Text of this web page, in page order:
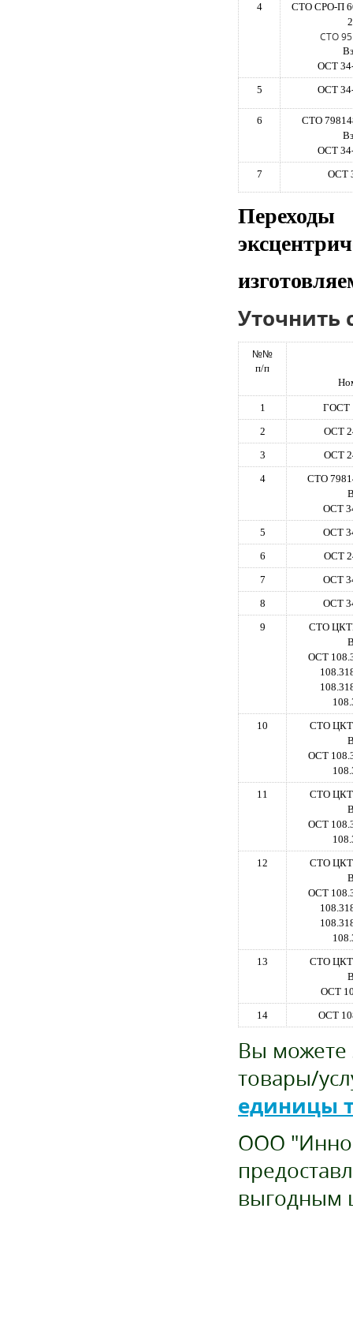
4
СТО СРО-П
СТО 95
ОСТ
5
ОСТ
6
СТО
ОСТ
7
ОСТ
Уточнить
№№
п/п
1
ГОСТ
2
ОСТ
3
ОСТ
4
СТО
ОСТ
5
ОСТ
6
ОСТ
7
ОСТ
8
ОСТ
9
СТО
ОСТ
10
СТО
ОСТ
11
СТО
ОСТ
12
СТО
ОСТ
13
СТО
ОСТ
14
ОСТ
Вы можете
товары/
единицы
ООО
выгодным